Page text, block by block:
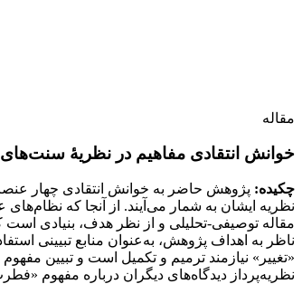
مقاله
خوانش‌ انتقادی مفاهیم در نظریۀ‌
چکیده: پژوهش حاضر به خوانش انتقادی چهار
نظریه ایشان به شمار می‌آیند. از آنجا که
مقاله توصیفی-تحلیلی و از نظر هدف، بنیادی
ناظر به اهداف پژوهش، به‌عنوان منابع تبیینی
«تغییر» نیازمند ترمیم و تکمیل است و تبیین
نظریه‌پرداز دیدگاه‌های دیگران درباره مفهوم